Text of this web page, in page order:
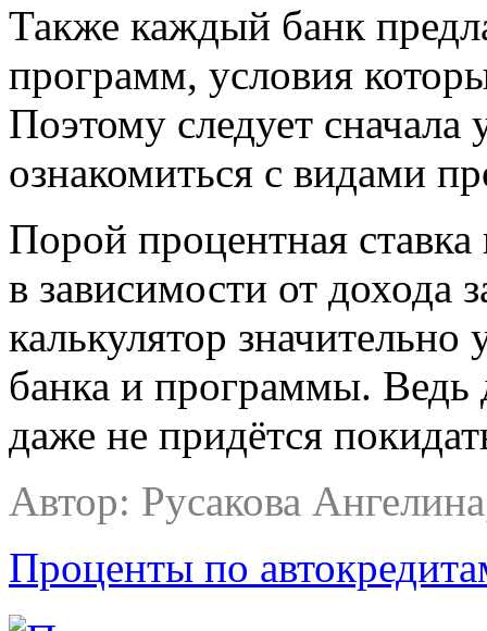
Также каждый банк
программ, условия
Поэтому следует сначала
ознакомиться с видами
Порой процентная
в зависимости от дохода
калькулятор
банка и программы. Ведь
даже не придётся
Автор: Русакова
Проценты по